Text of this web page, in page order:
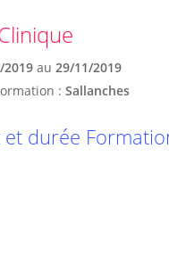
2019 au29/11/2019
:Sallanches
et durée